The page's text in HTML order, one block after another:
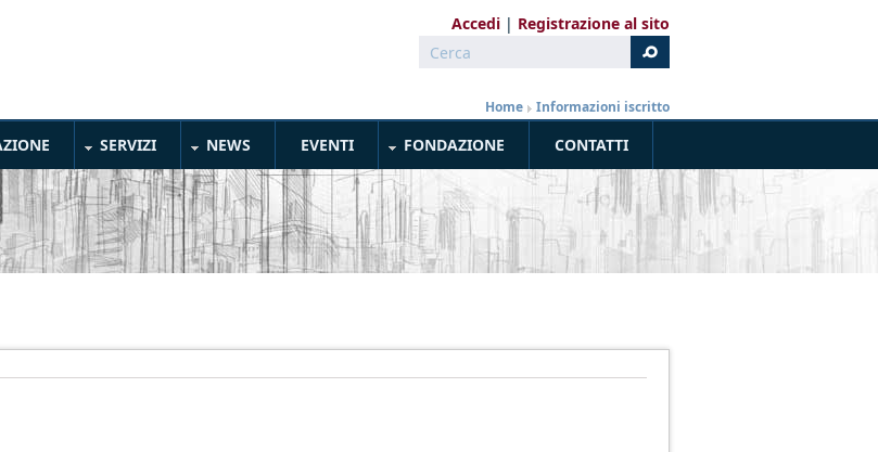
Accedi Registrazione al sito
Form di ricerca
Cerca
Home » Informazioni iscritto
SERVIZI NEWS EVENTI FONDAZIONE CONTATTI